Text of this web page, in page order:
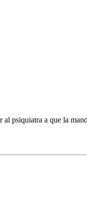
al psiquiatra a que la